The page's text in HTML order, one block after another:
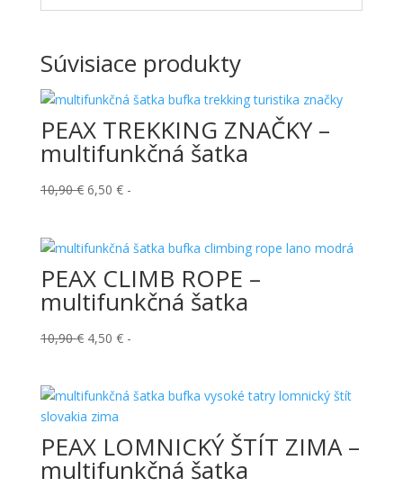
Súvisiace produkty
PEAX TREKKING ZNAČKY –
multifunkčná šatka
10,90€ Pôvodná
10,90 €.
6,50 €Aktuálna
6,50 €.
-
PEAX CLIMB ROPE –
multifunkčná šatka
10,90€ Pôvodná
10,90 €.
4,50 €Aktuálna
4,50 €.
-
PEAX LOMNICKÝ ŠTÍT ZIMA –
multifunkčná šatka